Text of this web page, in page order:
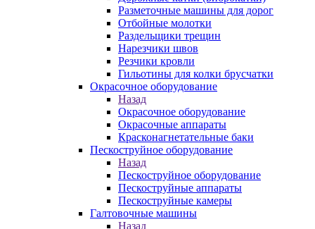
Разметочные машины для дорог
Отбойные молотки
Раздельщики трещин
Нарезчики швов
Резчики кровли
Гильотины для колки брусчатки
Окрасочное оборудование
Назад
Окрасочное оборудование
Окрасочные аппараты
Красконагнетательные баки
Пескоструйное оборудование
Назад
Пескоструйное оборудование
Пескоструйные аппараты
Пескоструйные камеры
Галтовочные машины
Назад